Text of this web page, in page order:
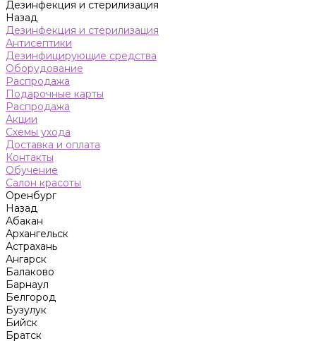
Дезинфекция и стерилизация
Назад
Дезинфекция и стерилизация
Антисептики
Дезинфицирующие средства
Оборудование
Распродажа
Подарочные карты
Распродажа
Акции
Схемы ухода
Доставка и оплата
Контакты
Обучение
Салон красоты
Оренбург
Назад
Абакан
Архангельск
Астрахань
Ангарск
Балаково
Барнаул
Белгород
Бузулук
Бийск
Братск